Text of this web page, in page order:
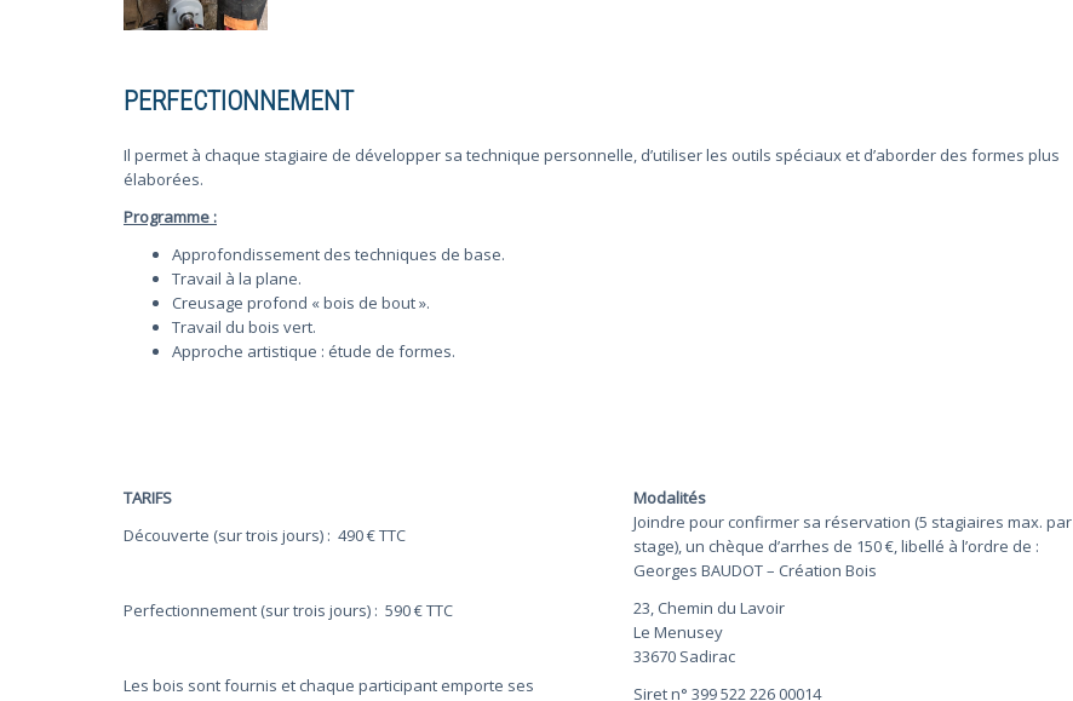
PERFECTIONNEMENT
Il permet à chaque stagiaire de développer sa technique personnelle, d’utiliser les outils spéciaux et d’aborder des formes plus
élaborées.
Programme :
Approfondissement des techniques de base.
Travail à la plane.
Creusage profond « bois de bout ».
Travail du bois vert.
Approche artistique : étude de formes.
TARIFS
Découverte (sur trois jours) : 490 € TTC
Perfectionnement (sur trois jours) : 590 € TTC
Les bois sont fournis et chaque participant emporte ses
Modalités
Joindre pour confirmer sa réservation (5 stagiaires max. par
stage), un chèque d’arrhes de 150 €, libellé à l’ordre de :
Georges BAUDOT – Création Bois
23, Chemin du Lavoir
Le Menusey
33670 Sadirac
Siret n° 399 522 226 00014